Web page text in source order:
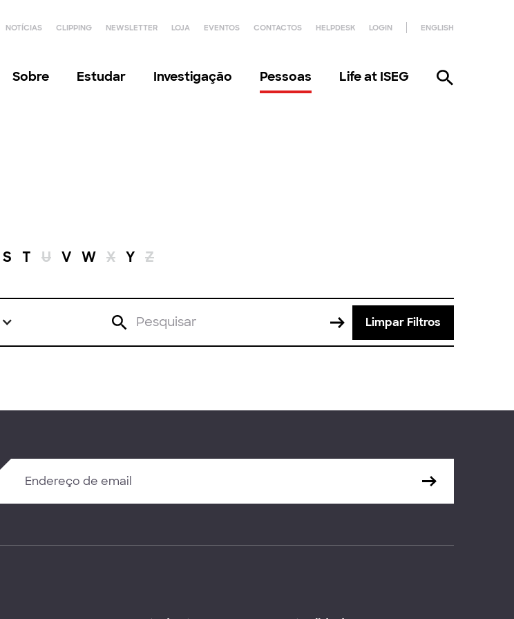
NOTÍCIAS CLIPPING NEWSLETTER LOJA EVENTOS CONTACTOS HELPDESK LOGIN ENGLISH
Sobre Estudar Investigação Pessoas Life at ISEG
S T U V W X Y Z
Limpar Filtros